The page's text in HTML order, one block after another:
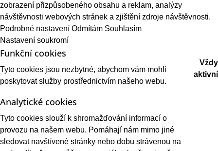
zobrazení přizpůsobeného obsahu a reklam, analýzy
návštěvnosti webových stránek a zjištění zdroje návštěvnosti.
Podrobné nastavení Odmítám Souhlasím
Nastavení soukromí
Funkční cookies
Tyto cookies jsou nezbytné, abychom vám mohli
poskytovat služby prostřednictvím našeho webu.
Vždy
aktivní
Analytické cookies
Tyto cookies slouží k shromažďování informací o
provozu na našem webu. Pomáhají nám mimo jiné
sledovat navštívené stránky nebo dobu strávenou na